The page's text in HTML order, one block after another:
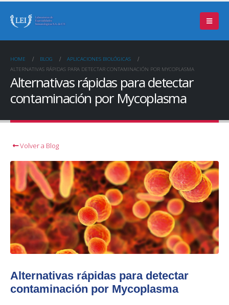
HOME BLOG
APLICACIONES BIOLÓGICAS
ALTERNATIVAS RÁPIDAS PARA DETECTAR CONTAMINACIÓN POR MYCOPLASMA
Alternativas rápidas para detectar
contaminación por Mycoplasma
Volver a Blog
Alternativas rápidas para detectar
contaminación por Mycoplasma